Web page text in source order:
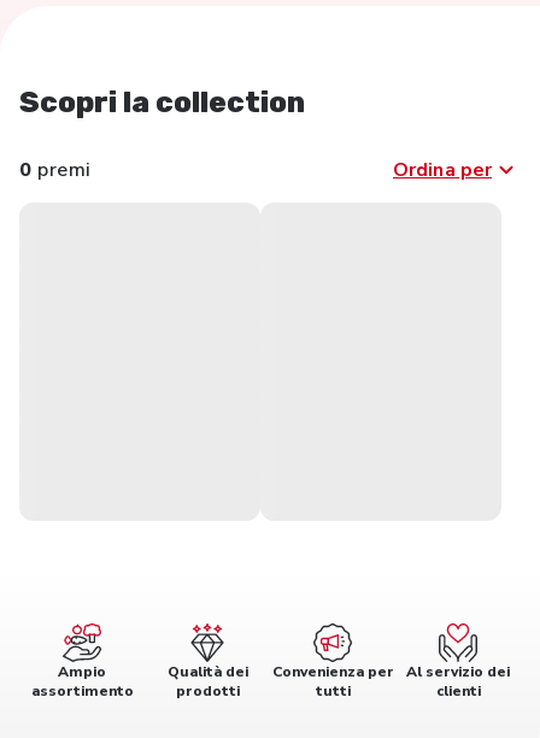
Scopri la collection
0 premi Ordina per
Ampio
assortimento
Qualità dei
prodotti
Convenienza per
tutti
Al servizio dei
clienti